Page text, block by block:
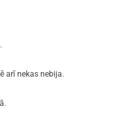
arī nekas nebija.